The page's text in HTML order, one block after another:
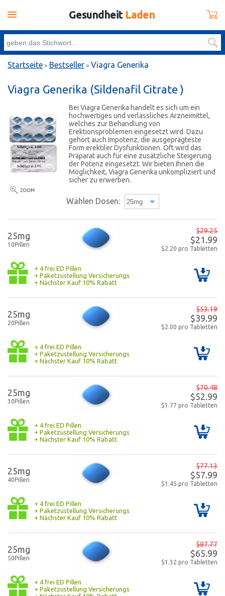
Gesundheit Laden
Startseite > Bestseller > Viagra Generika
Viagra Generika (Sildenafil Citrate )
Bei Viagra Generika handelt es sich um ein
hochwertiges und verlässliches Arzneimittel,
welches zur Behandlung von
Erektionsproblemen eingesetzt wird. Dazu
gehört auch Impotenz, die ausgeprägteste
Form erektiler Dysfunktionen. Oft wird das
Präparat auch für eine zusätzliche Steigerung
der Potenz eingesetzt. Wir bieten Ihnen die
Möglichkeit, Viagra Generika unkompliziert und
sicher zu erwerben.
Wählen Dosen:
25mg
10Pillen
$29.25
$21.99
$2.20 pro Tabletten
+ 4 frei ED Pillen
+ Paketzustellung Versicherungs
+ Nächster Kauf 10% Rabatt
25mg
20Pillen
$53.19
$39.99
$2.00 pro Tabletten
+ 4 frei ED Pillen
+ Paketzustellung Versicherungs
+ Nächster Kauf 10% Rabatt
25mg
30Pillen
$70.48
$52.99
$1.77 pro Tabletten
+ 4 frei ED Pillen
+ Paketzustellung Versicherungs
+ Nächster Kauf 10% Rabatt
25mg
40Pillen
$77.13
$57.99
$1.45 pro Tabletten
+ 4 frei ED Pillen
+ Paketzustellung Versicherungs
+ Nächster Kauf 10% Rabatt
25mg
50Pillen
$87.77
$65.99
$1.32 pro Tabletten
+ 4 frei ED Pillen
+ Paketzustellung Versicherungs